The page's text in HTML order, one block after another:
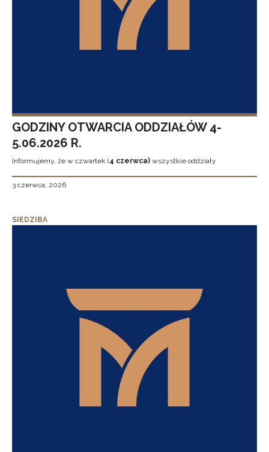
GODZINY OTWARCIA ODDZIAŁÓW 4-
5.06.2026 R.
Informujemy, że w czwartek (4 czerwca) wszystkie oddziały
3 czerwca, 2026
SIEDZIBA